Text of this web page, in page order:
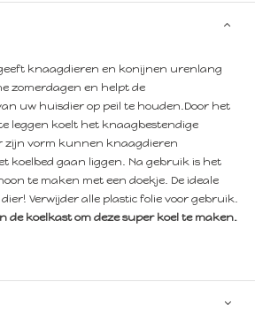
knaagdieren en konijnen urenlang
zomerdagen en helpt de
uw huisdier op peil te houden.Door het
leggen koelt het knaagbestendige
zijn vorm kunnen knaagdieren
koelbed gaan liggen. Na gebruik is het
te maken met een doekje. De ideale
Verwijder alle plastic folie voor gebruik.
de koelkast om deze super koel te maken.